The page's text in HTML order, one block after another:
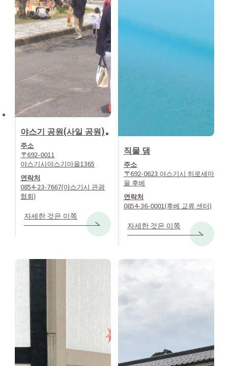
야스기 공원(사일 공원)
주소
〒692-0011
야스기시야스기마을1365
연락처
0854-23-7667(야스기시 관광
협회)
자세한 것은 이쪽
직물 댐
주소
〒692-0623 야스기시 히로세마
을 후베
연락처
0854-36-0001(후베 교류 센터)
자세한 것은 이쪽